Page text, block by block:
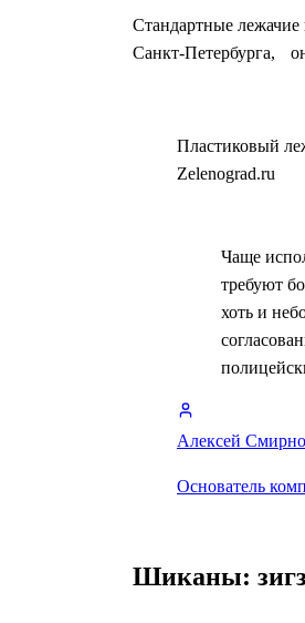
Стандартные
Санкт-Петербурга,
Пластиковый
Zelenograd.ru
Чаще
требуют
хоть и
Алексей
Основатель
Шиканы: